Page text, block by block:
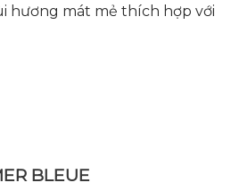
hương mát mẻ thích hợp với
BLEUE